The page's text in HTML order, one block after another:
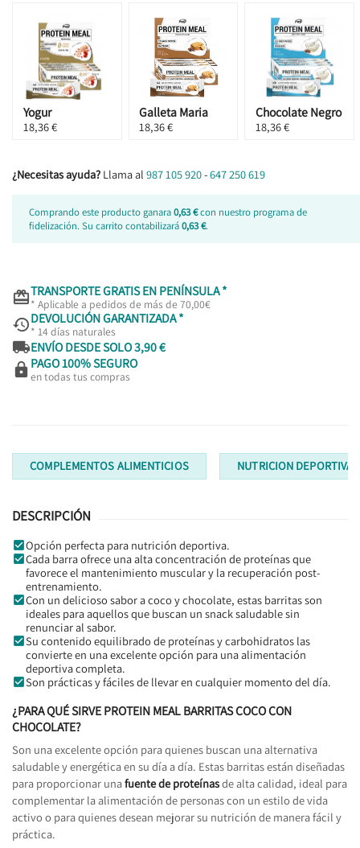
Yogur
18,36 €
Galleta Maria
18,36 €
Chocolate Negro
18,36 €
¿Necesitas ayuda? Llama al 987 105 920-647 250 619
Comprando este producto ganara0,63 €con nuestro programa de
fidelización. Su carrito contabilizará0,63 €.
TRANSPORTE GRATIS EN PENÍNSULA *
* Aplicable a pedidos de más de 70,00€
DEVOLUCIÓN GARANTIZADA *
* 14 días naturales
ENVÍO DESDE SOLO 3,90 €
 PAGO 100% SEGURO
en todas tus compras
COMPLEMENTOS ALIMENTICIOS NUTRICION DEPORTIVA
DESCRIPCIÓN
Opción perfecta para nutrición deportiva.
Cada barra ofrece una alta concentración de proteínas que
favorece el mantenimiento muscular y la recuperación post-
entrenamiento.
Con un delicioso sabor a coco y chocolate, estas barritas son
ideales para aquellos que buscan un snack saludable sin
renunciar al sabor.
Su contenido equilibrado de proteínas y carbohidratos las
convierte en una excelente opción para una alimentación
deportiva completa.
Son prácticas y fáciles de llevar en cualquier momento del día.
¿PARA QUÉ SIRVE PROTEIN MEAL BARRITAS COCO CON
CHOCOLATE?
Son una excelente opción para quienes buscan una alternativa
saludable y energética en su día a día. Estas barritas están diseñadas
para proporcionar unafuente de proteínasde alta calidad, ideal para
complementar la alimentación de personas con un estilo de vida
activo o para quienes desean mejorar su nutrición de manera fácil y
práctica.